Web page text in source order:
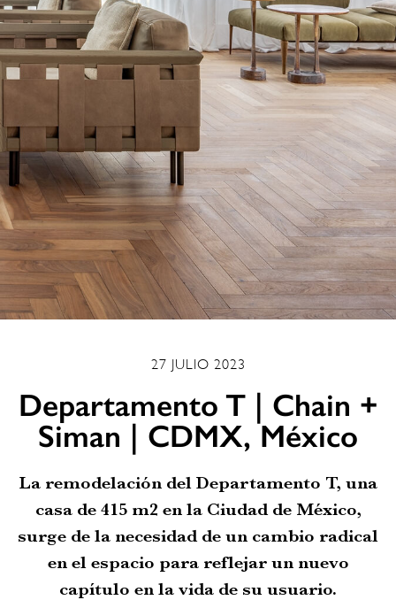
27 JULIO 2023
Departamento T | Chain +
Siman | CDMX, México
La remodelación del Departamento T, una
casa de 415 m2 en la Ciudad de México,
surge de la necesidad de un cambio radical
en el espacio para reflejar un nuevo
capítulo en la vida de su usuario.